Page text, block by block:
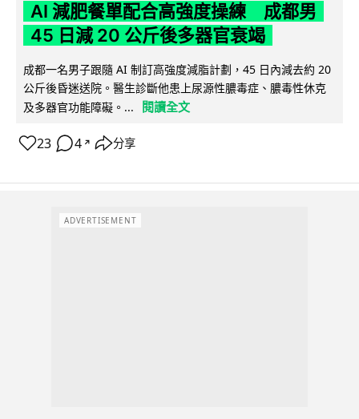
AI 減肥餐單配合高強度操練 成都男
45 日減 20 公斤後多器官衰竭
成都一名男子跟隨 AI 制訂高強度減脂計劃，45 日內減去約 20
公斤後昏迷送院。醫生診斷他患上尿源性膿毒症、膿毒性休克
及多器官功能障礙。...
閱讀全文
23 4 ↗ 分享
ADVERTISEMENT